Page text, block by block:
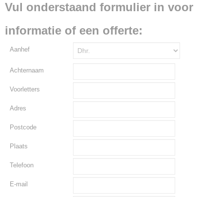
Vul onderstaand formulier in voor
informatie of een offerte:
Aanhef
Achternaam
Voorletters
Adres
Postcode
Plaats
Telefoon
E-mail